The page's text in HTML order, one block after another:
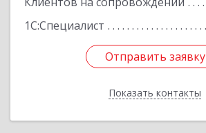
1С:Специалист
Отправить заявку
Показать контакты
Отправить заявку
Назад